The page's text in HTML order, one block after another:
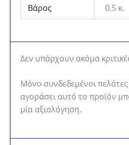
Βάρος 0.5 κ.
Δεν υπάρχουν ακόμα
Μόνο συνδεδεμένοι
αγοράσει αυτό το προϊόν
μία αξιολόγηση.